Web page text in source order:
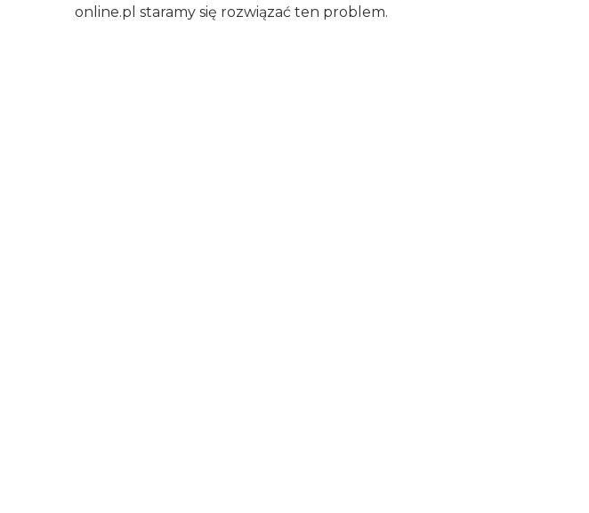
online.pl staramy się rozwiązać ten problem.